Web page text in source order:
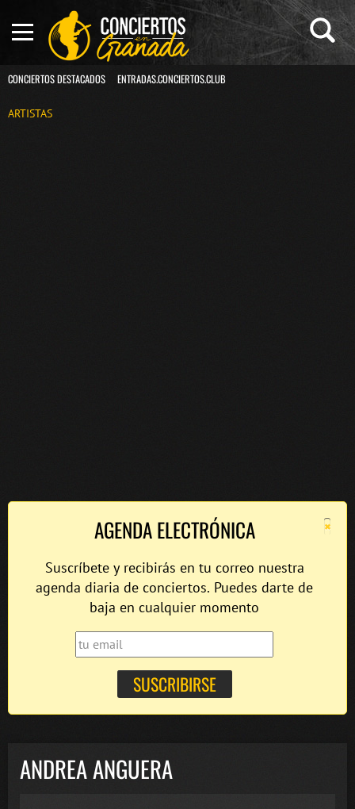
CONCIERTOS DESTACADOS ENTRADAS.CONCIERTOS.CLUB
ARTISTAS
×
AGENDA ELECTRÓNICA
Suscríbete y recibirás en tu correo nuestra
agenda diaria de conciertos. Puedes darte de
baja en cualquier momento
ANDREA ANGUERA